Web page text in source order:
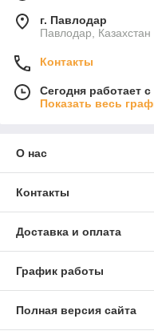
г. Павлодар
Павлодар, Казахстан
Контакты
Сегодня работает
Показать весь
О нас
Контакты
Доставка и оплата
График работы
Полная версия сайта